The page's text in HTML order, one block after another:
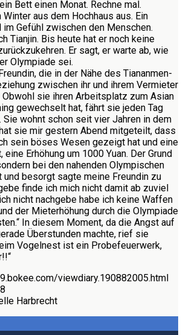
Bett einen Monat. Rechne mal.
aus dem Hochhaus aus. Ein
Gefühl zwischen den Menschen.
Tianjin. Bis heute hat er noch keine
Er sagt, er warte ab, wie
Olympiade sei.
die in der Nähe des Tiananmen-
zwischen ihr und ihrem Vermieter
Obwohl sie ihren Arbeitsplatz zum Asian
gewechselt hat, fährt sie jeden Tag
Sie wohnt schon seit vier Jahren in dem
sie mir gestern Abend mitgeteilt, dass
sein böses Wesen gezeigt hat und eine
Erhöhung um 1000 Yuan. Der Grund
bei den nahenden Olympischen
und besorgt sagte meine Freundin zu
finde ich mich nicht damit ab zuviel
nicht nachgebe habe ich keine Waffen
der Mieterhöhung durch die Olympiade
In diesem Moment, da die Angst auf
Überstunden machte, rief sie
Vogelnest ist ein Probefeuerwerk,
viewdiary.190882005.html
Harbrecht